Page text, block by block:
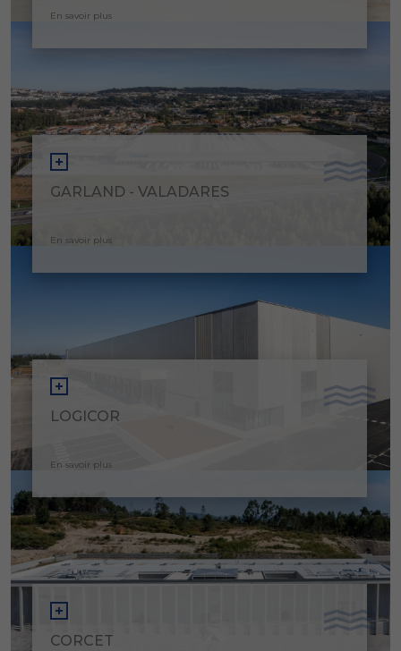
En savoir plus
GARLAND - VALADARES
En savoir plus
LOGICOR
En savoir plus
CORCET